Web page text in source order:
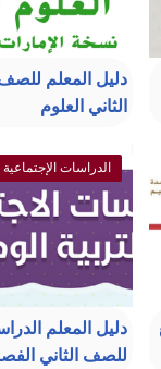
دليل المعلم
الثاني العلوم
الدراسات الإجتماعية
دليل المعلم
للصف الثاني